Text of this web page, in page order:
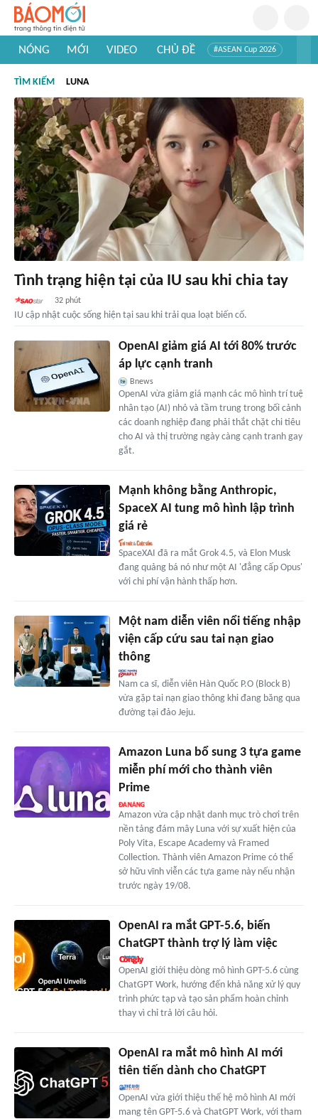
NÓNG MỚI VIDEO CHỦ ĐỀ #ASEAN Cup 2026
#Khám phá thế giới
TÌM KIẾM LUNA
Tình trạng hiện tại của IU sau khi chia tay
32 phút
IU cập nhật cuộc sống hiện tại sau khi trải qua loạt biến cố.
OpenAI giảm giá AI tới 80% trước
áp lực cạnh tranh
Bnews
OpenAI vừa giảm giá mạnh các mô hình trí tuệ
nhân tạo (AI) nhỏ và tầm trung trong bối cảnh
các doanh nghiệp đang phải thắt chặt chi tiêu
cho AI và thị trường ngày càng cạnh tranh gay
gắt.
Mạnh không bằng Anthropic,
SpaceX AI tung mô hình lập trình
giá rẻ
SpaceXAI đã ra mắt Grok 4.5, và Elon Musk
đang quảng bá nó như một AI 'đẳng cấp Opus'
với chi phí vận hành thấp hơn.
Một nam diễn viên nổi tiếng nhập
viện cấp cứu sau tai nạn giao
thông
Nam ca sĩ, diễn viên Hàn Quốc P.O (Block B)
vừa gặp tai nạn giao thông khi đang băng qua
đường tại đảo Jeju.
Amazon Luna bổ sung 3 tựa game
miễn phí mới cho thành viên
Prime
Amazon vừa cập nhật danh mục trò chơi trên
nền tảng đám mây Luna với sự xuất hiện của
Poly Vita, Escape Academy và Framed
Collection. Thành viên Amazon Prime có thể
sở hữu vĩnh viễn các tựa game này nếu nhận
trước ngày 19/08.
OpenAI ra mắt GPT-5.6, biến
ChatGPT thành trợ lý làm việc
OpenAI giới thiệu dòng mô hình GPT-5.6 cùng
ChatGPT Work, hướng đến khả năng xử lý quy
trình phức tạp và tạo sản phẩm hoàn chỉnh
thay vì chỉ trả lời câu hỏi.
OpenAI ra mắt mô hình AI mới
tiên tiến dành cho ChatGPT
OpenAI vừa giới thiệu thế hệ mô hình AI mới
mang tên GPT-5.6 và ChatGPT Work, với tham